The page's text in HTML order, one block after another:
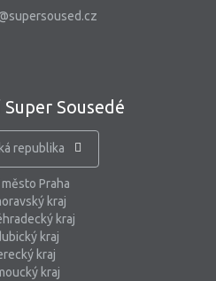
Sousedé
republika
Praha
kraj
kraj
kraj
kraj
kraj